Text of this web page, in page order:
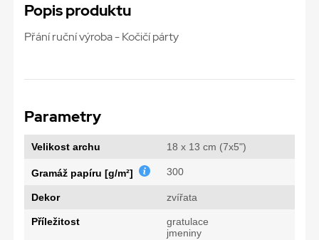
Popis produktu
Přání ruční výroba - Kočičí párty
Parametry
Velikost archu 18 x 13 cm (7x5")
Gramáž papíru [g/m²] 300
Dekor zvířata
Příležitost
gratulace
jmeniny